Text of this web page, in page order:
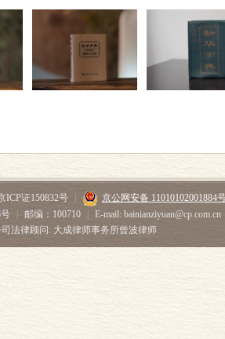
ICP证150832号
京公网安备 11010102001884
邮编：100710
E-mail: bainianziyuan@cp.com.cn
法律顾问: 大成律师事务所曾波律师